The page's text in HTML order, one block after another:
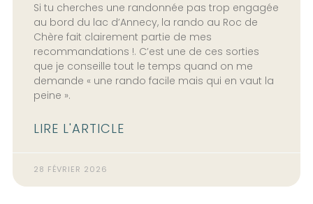
Si tu cherches une randonnée pas trop engagée
au bord du lac d’Annecy, la rando au Roc de
Chère fait clairement partie de mes
recommandations !. C’est une de ces sorties
que je conseille tout le temps quand on me
demande « une rando facile mais qui en vaut la
peine ».
LIRE L'ARTICLE
28 FÉVRIER 2026